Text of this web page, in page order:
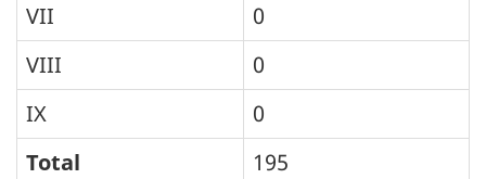
VII
0
VIII
0
IX
0
Total
195